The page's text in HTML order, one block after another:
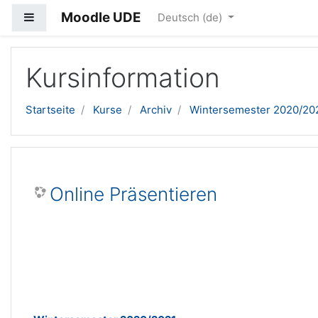
Website-Übersicht
Moodle UDE Deutsch ‎(de)‎
Kursinformation
Startseite Kurse Archiv Wintersemester 2020/
Online Präsentieren